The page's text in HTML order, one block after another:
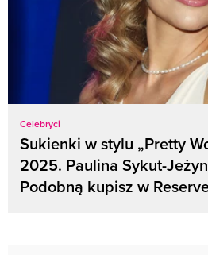
Celebryci
Sukienki w stylu „Pretty
2025. Paulina Sykut-
Podobną kupisz w